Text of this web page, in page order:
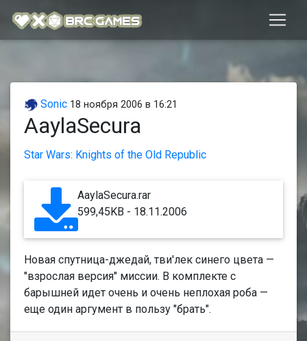
Sonic 18 ноября 2006 в 16:21
AaylaSecura
Star Wars: Knights of the Old Republic
AaylaSecura.rar
599,45KB - 18.11.2006
Новая спутница-джедай, тви'лек синего цвета —
"взрослая версия" миссии. В комплекте с
барышней идет очень и очень неплохая роба —
еще один аргумент в пользу "брать".